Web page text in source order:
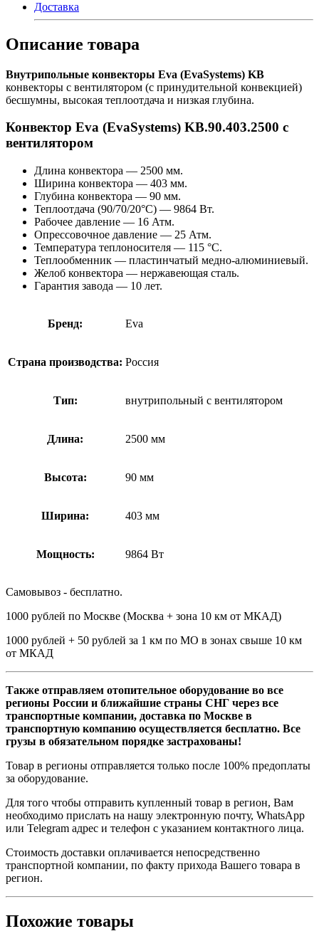
Доставка
Описание товара
Внутрипольные конвекторы Eva (EvaSystems) KB
конвекторы с вентилятором (с принудительной конвекцией)
бесшумны, высокая теплоотдача и низкая глубина.
Конвектор Eva (EvaSystems) KB.90.403.2500 с
вентилятором
Длина конвектора — 2500 мм.
Ширина конвектора — 403 мм.
Глубина конвектора — 90 мм.
Теплоотдача (90/70/20°С) — 9864 Вт.
Рабочее давление — 16 Атм.
Опрессовочное давление — 25 Атм.
Температура теплоносителя — 115 °С.
Теплообменник — пластинчатый медно-алюминиевый.
Желоб конвектора — нержавеющая сталь.
Гарантия завода — 10 лет.
Бренд: Eva
Страна производства: Россия
Тип: внутрипольный с вентилятором
Длина: 2500 мм
Высота: 90 мм
Ширина: 403 мм
Мощность: 9864 Вт
Самовывоз - бесплатно.
1000 рублей по Москве (Москва + зона 10 км от МКАД)
1000 рублей + 50 рублей за 1 км по МО в зонах свыше 10 км
от МКАД
Также отправляем отопительное оборудование во все
регионы России и ближайшие страны СНГ через все
транспортные компании, доставка по Москве в
транспортную компанию осуществляется бесплатно. Все
грузы в обязательном порядке застрахованы!
Товар в регионы отправляется только после 100% предоплаты
за оборудование.
Для того чтобы отправить купленный товар в регион, Вам
необходимо прислать на нашу электронную почту, WhatsApp
или Telegram адрес и телефон с указанием контактного лица.
Стоимость доставки оплачивается непосредственно
транспортной компании, по факту прихода Вашего товара в
регион.
Похожие товары